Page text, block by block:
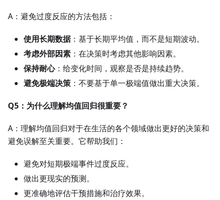
A：避免过度反应的方法包括：
使用长期数据：基于长期平均值，而不是短期波动。
考虑外部因素 ：在决策时考虑其他影响因素。
保持耐心：给变化时间，观察是否是持续趋势。
避免极端决策 ：不要基于单一极端值做出重大决策。
Q5：为什么理解均值回归很重要？
A：理解均值回归对于在生活的各个领域做出更好的决策和
避免误解至关重要。它帮助我们：
避免对短期极端事件过度反应。
做出更现实的预测。
更准确地评估干预措施和治疗效果。